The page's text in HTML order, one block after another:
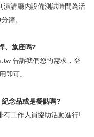
演講廳內設備測試時間為活
鐘。
、旗座嗎?
告訴我們您的需求，登
即可。
念品或是餐點嗎?
有工作人員協助活動進行!